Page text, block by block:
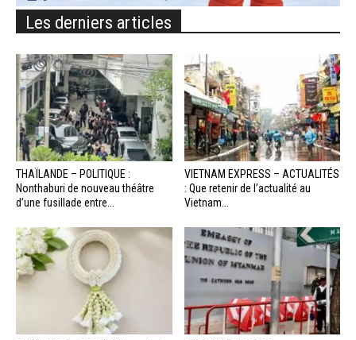
Les derniers articles
THAÏLANDE – POLITIQUE :
Nonthaburi de nouveau théâtre
d’une fusillade entre...
VIETNAM EXPRESS – ACTUALITÉS
: Que retenir de l’actualité au
Vietnam...